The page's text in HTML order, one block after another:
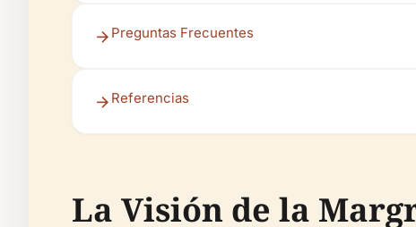
Preguntas Frecuentes
Referencias
La Visión de la